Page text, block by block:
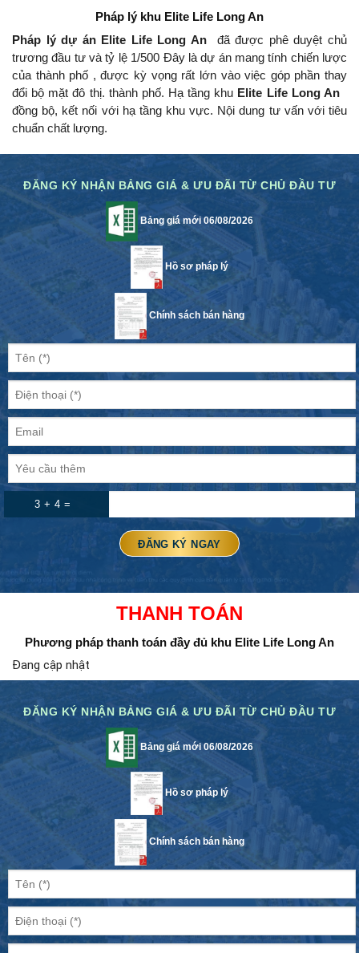
Pháp lý khu Elite Life Long An
Pháp lý dự án Elite Life Long Anđã được phê duyệt chủ
trương đầu tư và tỷ lệ 1/500 Đây là dự án mang tính chiến lược
của thành phố , được kỳ vọng rất lớn vào việc góp phần thay
đổi bộ mặt đô thị. thành phố. Hạ tầng khu Elite Life Long An
đồng bộ, kết nối với hạ tầng khu vực. Nội dung tư vấn với tiêu
chuẩn chất lượng.
ĐĂNG KÝ NHẬN BẢNG GIÁ & ƯU ĐÃI TỪ CHỦ ĐẦU TƯ
Bảng giá mới 06/08/2026
Hồ sơ pháp lý
Chính sách bán hàng
3 + 4 =
THANH TOÁN
Phương pháp thanh toán đầy đủ khu Elite Life Long An
Đang cập nhật
ĐĂNG KÝ NHẬN BẢNG GIÁ & ƯU ĐÃI TỪ CHỦ ĐẦU TƯ
Bảng giá mới 06/08/2026
Hồ sơ pháp lý
Chính sách bán hàng